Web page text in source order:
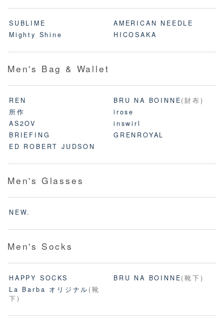
SUBLIME
AMERICAN NEEDLE
Mighty Shine
HICOSAKA
Men's Bag & Wallet
REN BRU NA BOINNE(財布)
所作
irose
AS2OV
inswirl
BRIEFING
GRENROYAL
ED ROBERT JUDSON
Men's Glasses
NEW.
Men's Socks
HAPPY SOCKS BRU NA BOINNE(靴下)
La Barba オリジナル (靴
下)